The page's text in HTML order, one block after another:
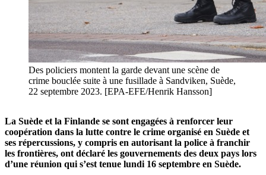
Des policiers montent la garde devant une scène de
crime bouclée suite à une fusillade à Sandviken, Suède,
22 septembre 2023. [EPA-EFE/Henrik Hansson]
La Suède et la Finlande se sont engagées à renforcer leur
coopération dans la lutte contre le crime organisé en Suède et
ses répercussions, y compris en autorisant la police à franchir
les frontières, ont déclaré les gouvernements des deux pays lors
d’une réunion qui s’est tenue lundi 16 septembre en Suède.